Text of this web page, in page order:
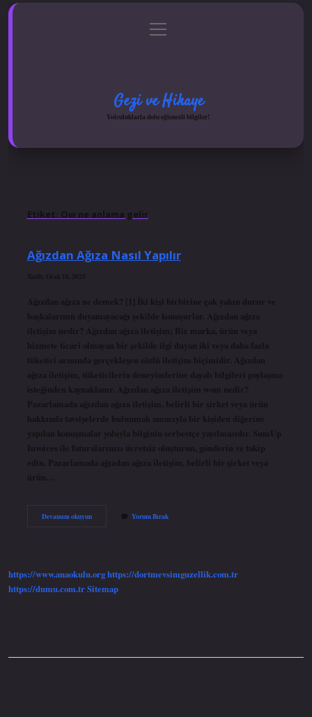
Gizlilik Politikası
menüyü
aç
Gezi ve Hikaye
Yolculuklarla dolu eğlenceli bilgiler!
Etiket: Ow ne anlama gelir
Ağızdan Ağıza Nasıl Yapılır
Tarih: Ocak 18, 2025
Ağızdan ağıza ne demek? [1] İki kişi birbirine çok yakın durur ve
başkalarının duyamayacağı şekilde konuşurlar. Ağızdan ağıza
iletişim nedir? Ağızdan ağıza iletişim; Bir marka, ürün veya
hizmete ticari olmayan bir şekilde ilgi duyan iki veya daha fazla
tüketici arasında gerçekleşen sözlü iletişim biçimidir. Ağızdan
ağıza iletişim, tüketicilerin deneyimlerine dayalı bilgileri paylaşma
isteğinden kaynaklanır. Ağızdan ağıza iletişim wom nedir?
Pazarlamada ağızdan ağıza iletişim, belirli bir şirket veya ürün
hakkında tavsiyelerde bulunmak amacıyla bir kişiden diğerine
yapılan konuşmalar yoluyla bilginin serbestçe yayılmasıdır. SumUp
Invoices ile faturalarınızı ücretsiz oluşturun, gönderin ve takip
edin. Pazarlamada ağızdan ağıza iletişim, belirli bir şirket veya
ürün…
Devamını okuyunAğızdan
Yorum Bırak
https://www.anaokulu.orghttps://dortmevsimguzellik.com.tr
https://dumu.com.trSitemap